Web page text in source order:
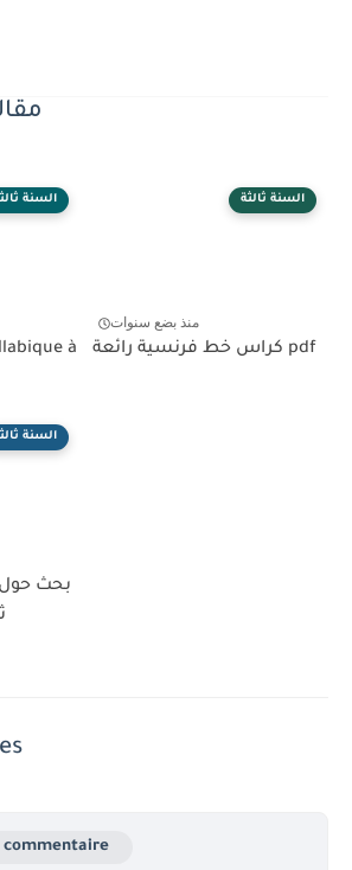
السنة
à
السنة ثالثة
منذ بضع سنوات
كراس خط فرنسية رائعة pdf
السنة
بحث
commentaire